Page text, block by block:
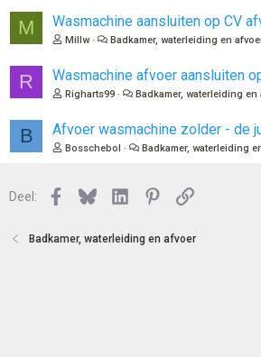
M Wasmachine aansluiten op CV
Millw Badkamer, waterleiding en
R Wasmachine afvoer aansluiten
Righarts99 Badkamer, waterleiding en
B Afvoer wasmachine zolder - de
Bosschebol Badkamer, waterleiding
Deel: Facebook
BlueskyLinkedInPinterest
Link
Badkamer, waterleiding en afvoer